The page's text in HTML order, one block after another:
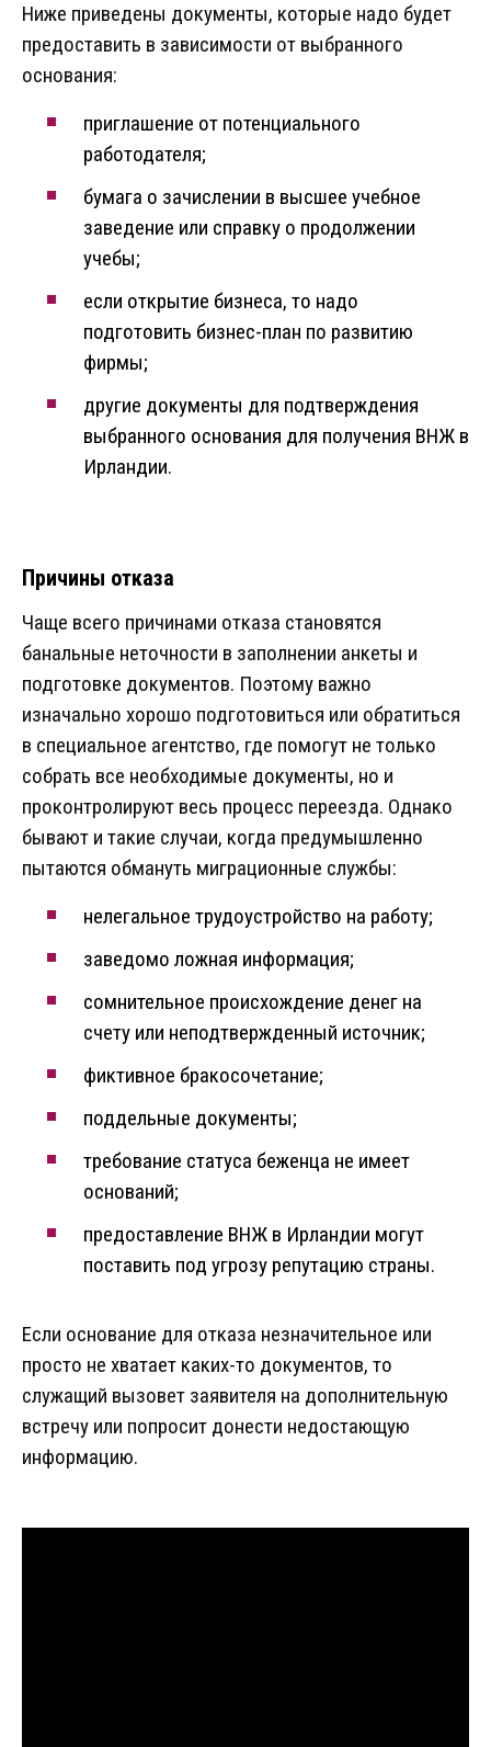
Ниже приведены документы, которые надо будет
предоставить в зависимости от выбранного
основания:
приглашение от потенциального
работодателя;
бумага о зачислении в высшее учебное
заведение или справку о продолжении
учебы;
если открытие бизнеса, то надо
подготовить бизнес-план по развитию
фирмы;
другие документы для подтверждения
выбранного основания для получения ВНЖ в
Ирландии.
Причины отказа
Чаще всего причинами отказа становятся
банальные неточности в заполнении анкеты и
подготовке документов. Поэтому важно
изначально хорошо подготовиться или обратиться
в специальное агентство, где помогут не только
собрать все необходимые документы, но и
проконтролируют весь процесс переезда. Однако
бывают и такие случаи, когда предумышленно
пытаются обмануть миграционные службы:
нелегальное трудоустройство на работу;
заведомо ложная информация;
сомнительное происхождение денег на
счету или неподтвержденный источник;
фиктивное бракосочетание;
поддельные документы;
требование статуса беженца не имеет
оснований;
предоставление ВНЖ в Ирландии могут
поставить под угрозу репутацию страны.
Если основание для отказа незначительное или
просто не хватает каких-то документов, то
служащий вызовет заявителя на дополнительную
встречу или попросит донести недостающую
информацию.